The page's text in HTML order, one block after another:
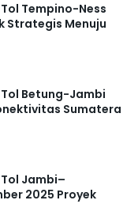
Tempino-Ness
Strategis Menuju
Betung-Jambi
Sumatera
Jambi–
2025 Proyek